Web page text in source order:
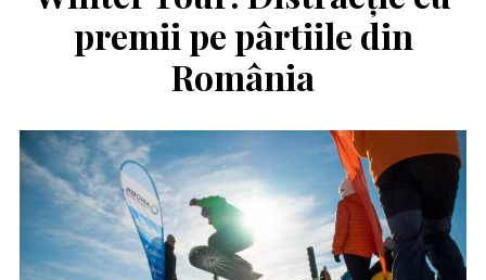
premii pe pârtiile din
România